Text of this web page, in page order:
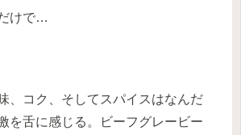
けで…
、コク、そしてスパイスはなんだ
を舌に感じる。ビーフグレービー